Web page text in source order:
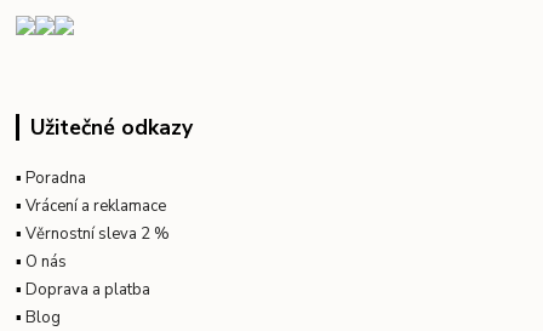
Užitečné odkazy
▪Poradna
▪Vrácení a reklamace
▪Věrnostní sleva 2 %
▪ O nás
▪Doprava a platba
▪Blog